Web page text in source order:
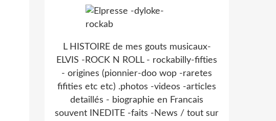
L HISTOIRE de mes gouts musicaux-
ELVIS -ROCK N ROLL - rockabilly-fifties
- origines (pionnier-doo wop -raretes
fifities etc etc) .photos -videos -articles
detaillés - biographie en Francais
souvent INEDITE -faits -News / tout sur